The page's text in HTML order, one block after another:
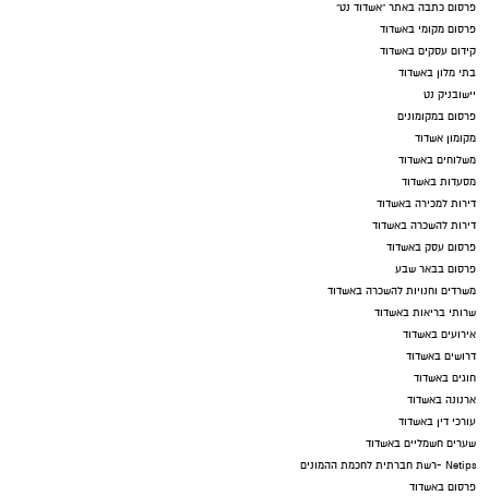
פרסום כתבה באתר "אשדוד נט"
פרסום מקומי באשדוד
קידום עסקים באשדוד
בתי מלון באשדוד
יישובניק נט
פרסום במקומונים
מקומון אשדוד
משלוחים באשדוד
מסעדות באשדוד
דירות למכירה באשדוד
דירות להשכרה באשדוד
פרסום עסק באשדוד
פרסום בבאר שבע
משרדים וחנויות להשכרה באשדוד
שרותי בריאות באשדוד
אירועים באשדוד
דרושים באשדוד
חוגים באשדוד
ארנונה באשדוד
עורכי דין באשדוד
שערים חשמליים באשדוד
Netips -רשת חברתית לחכמת ההמונים
פרסום באשדוד